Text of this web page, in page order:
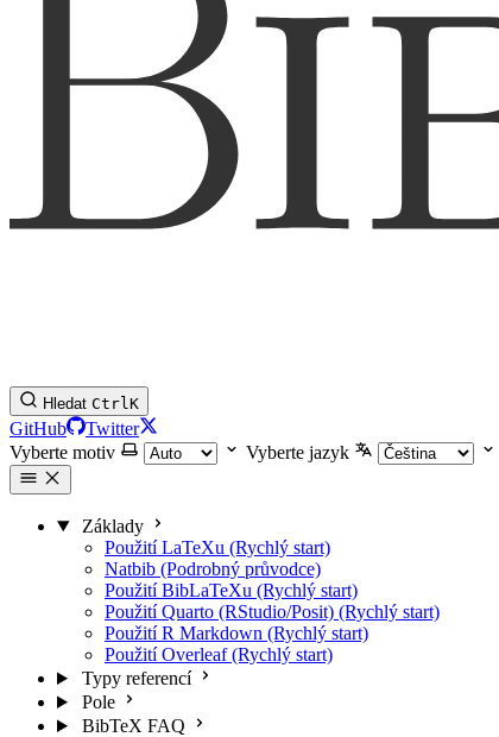
Hledat CtrlK
GitHub
Twitter
Vyberte motiv
Vyberte jazyk
Základy
Použití LaTeXu (Rychlý start)
Natbib (Podrobný průvodce)
Použití BibLaTeXu (Rychlý start)
Použití Quarto (RStudio/Posit) (Rychlý start)
Použití R Markdown (Rychlý start)
Použití Overleaf (Rychlý start)
Typy referencí
Pole
BibTeX FAQ